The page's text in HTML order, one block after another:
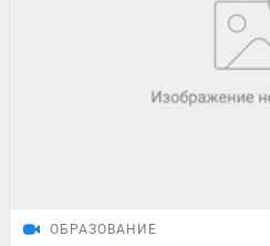
ОБРАЗОВАНИЕ